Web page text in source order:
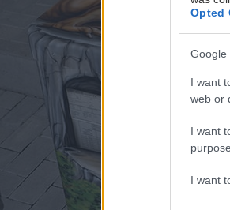
Opted
Google
I want
web or
I want
I want